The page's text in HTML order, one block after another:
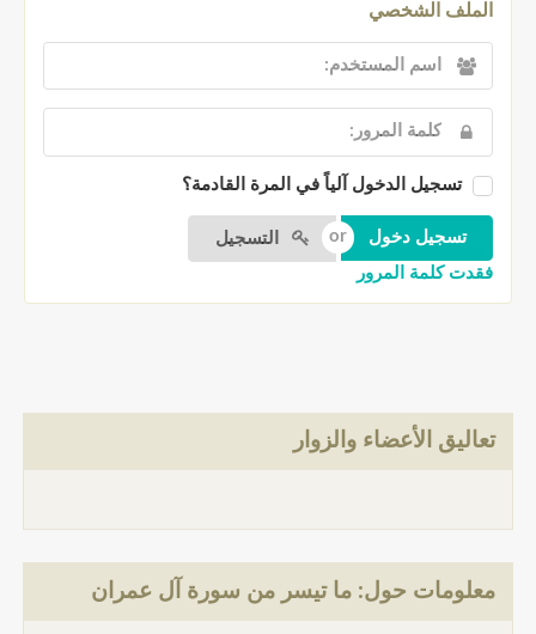
الشخصي
تسجيل الدخول آلياً في المرة القادمة؟
التسجيل
كلمة المرور
الأعضاء والزوار
حول: ما تيسر من سورة آل عمران